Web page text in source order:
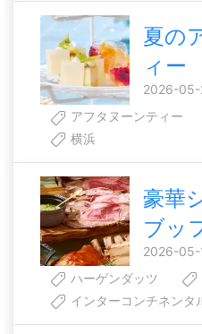
夏の
ィー
2026-05-
アフタヌーンティー
横浜
豪華
ブッ
2026-05-
ハーゲンダッツ
インターコンチネンタ